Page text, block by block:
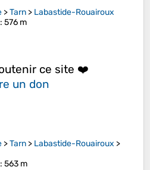
>Tarn > Labastide-Rouairoux
: 576 m
ce site ❤️
un don
>Tarn > Labastide-Rouairoux >
: 563 m